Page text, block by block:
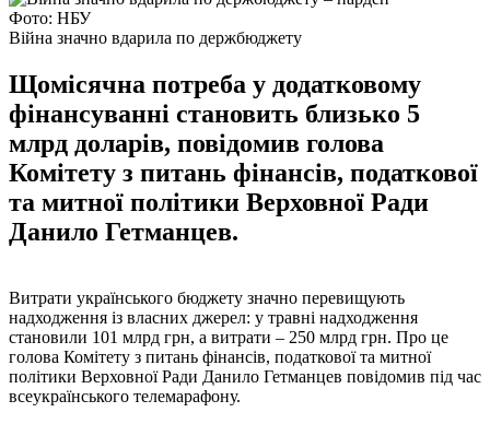
Фото: НБУ
Війна значно вдарила по держбюджету
Щомісячна потреба у додатковому
фінансуванні становить близько 5
млрд доларів, повідомив голова
Комітету з питань фінансів, податкової
та митної політики Верховної Ради
Данило Гетманцев.
Витрати українського бюджету значно перевищують
надходження із власних джерел: у травні надходження
становили 101 млрд грн, а витрати – 250 млрд грн. Про це
голова Комітету з питань фінансів, податкової та митної
політики Верховної Ради Данило Гетманцев повідомив під час
всеукраїнського телемарафону.